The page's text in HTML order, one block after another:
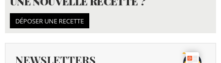
DÉPOSER UNE RECETTE